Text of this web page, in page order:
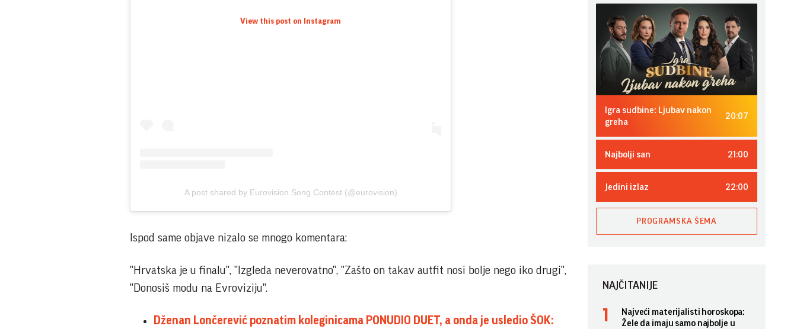
View this post on Instagram
A post shared by Eurovision Song Contest (@eurovision)
Ispod same objave nizalo se mnogo komentara:
"Hrvatska je u finalu", "Izgleda neverovatno", "Zašto on takav autfit nosi bolje nego iko drugi",
"Donosiš modu na Evroviziju".
Dženan Lončerević poznatim koleginicama PONUDIO DUET, a onda je usledio ŠOK:
Igra sudbine: Ljubav nakon
greha
20:07
Najbolji san 21:00
Jedini izlaz 22:00
PROGRAMSKA ŠEMA
NAJČITANIJE
Najveći materijalisti horoskopa:
Žele da imaju samo najbolje u